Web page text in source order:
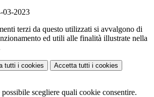
03-2023
terzi da questo utilizzati si avvalgono di
ed utili alle finalità illustrate nella
tutti i cookies Accetta tutti i cookies
possibile scegliere quali cookie consentire.